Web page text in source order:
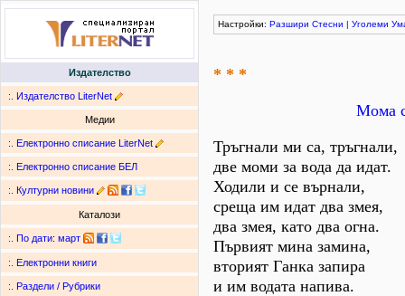
Издателство
:. Издателство LiterNet
Медии
:. Електронно списание LiterNet
:. Електронно списание БЕЛ
:. Културни новини
Каталози
:. По дати: март
:. Електронни книги
:. Раздели / Рубрики
Настройки: Разшири Стесни | Уголеми
* * *
Мома
Тръгнали ми са, тръгнали,
две моми за вода да идат.
Ходили и се върнали,
среща им идат два змея,
два змея, като два огна.
Първият мина замина,
вторият Ганка запира
и им водата напива.